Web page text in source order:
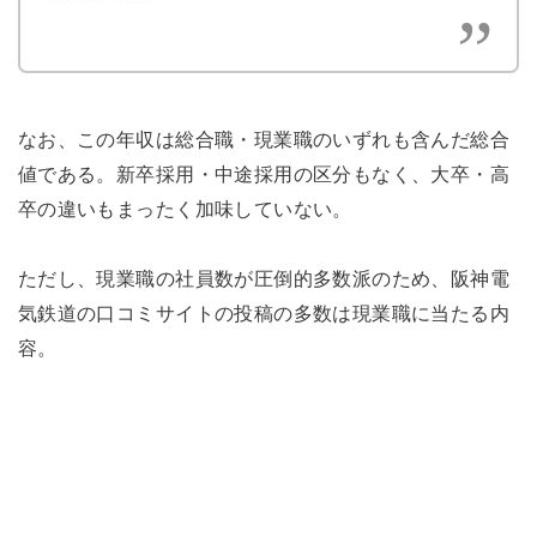
なお、この年収は総合職・現業職のいずれも含んだ総合
値である。新卒採用・中途採用の区分もなく、大卒・高
卒の違いもまったく加味していない。
ただし、現業職の社員数が圧倒的多数派のため、阪神電
気鉄道の口コミサイトの投稿の多数は現業職に当たる内
容。